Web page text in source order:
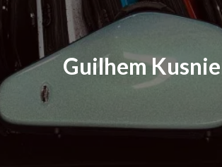
Guilhem